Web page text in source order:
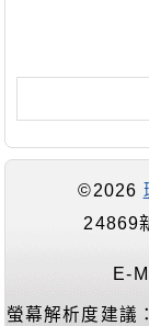
©2026
24869
E-
螢幕解析度建議